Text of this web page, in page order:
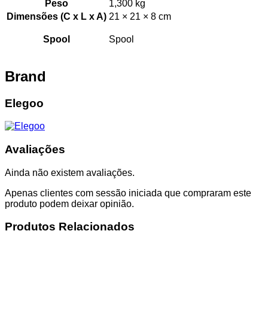
Peso
1,300 kg
Dimensões (C x L x A) 21 × 21 × 8 cm
Spool Spool
Brand
Elegoo
Avaliações
Ainda não existem avaliações.
Apenas clientes com sessão iniciada que compraram este
produto podem deixar opinião.
Produtos Relacionados